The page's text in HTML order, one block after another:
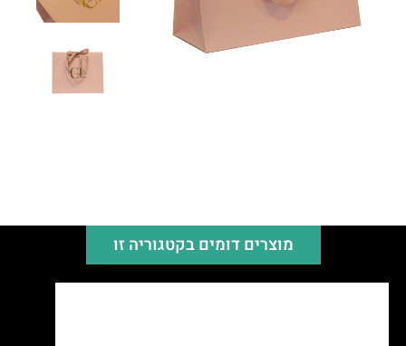
מוצרים דומים בקטגוריה זו